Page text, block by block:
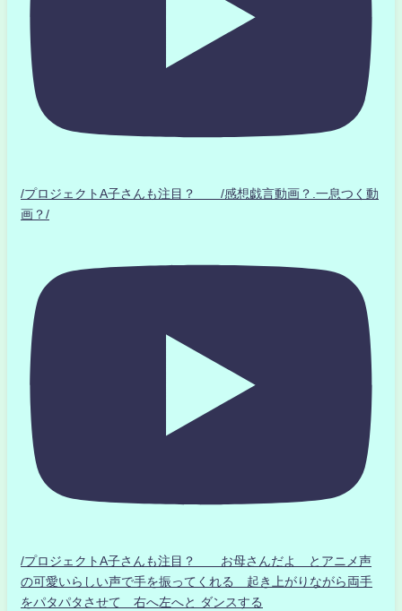
/プロジェクトA子さんも注目？ /感想戯言動画？.一息つく動
画？/
/プロジェクトA子さんも注目？ お母さんだよ とアニメ声
の可愛いらしい声で手を振ってくれる 起き上がりながら両手
をパタパタさせて 右へ左へと ダンスする